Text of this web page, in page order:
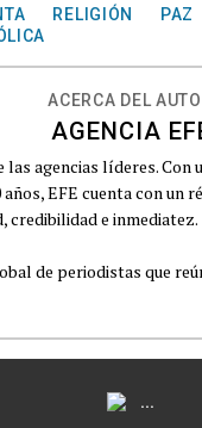
RELIGIÓN PAZ
ACERCA DEL
AGENCIA
las agencias líderes. Con
EFE cuenta con un
credibilidad e inmediatez.
de periodistas que
...